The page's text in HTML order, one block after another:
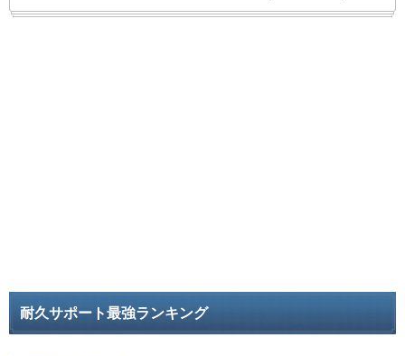
耐久サポート最強ランキング